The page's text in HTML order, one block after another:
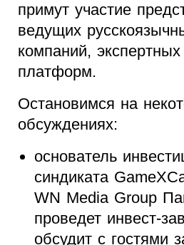
примут участие
ведущих
компаний,
платформ.
Остановимся на
обсуждениях:
основатель
синдиката
WN Media Group
проведет инвест-
обсудит с гостями